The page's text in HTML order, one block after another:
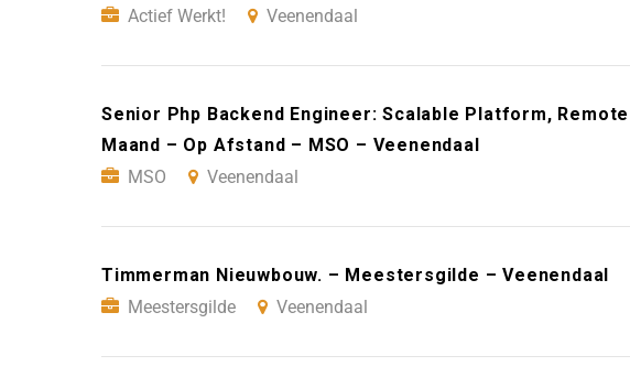
Actief Werkt!
Veenendaal
Senior Php Backend Engineer: Scalable Platform,
Maand – Op Afstand – MSO – Veenendaal
MSO
Veenendaal
Timmerman Nieuwbouw. – Meestersgilde – Veenendaal
Meestersgilde
Veenendaal